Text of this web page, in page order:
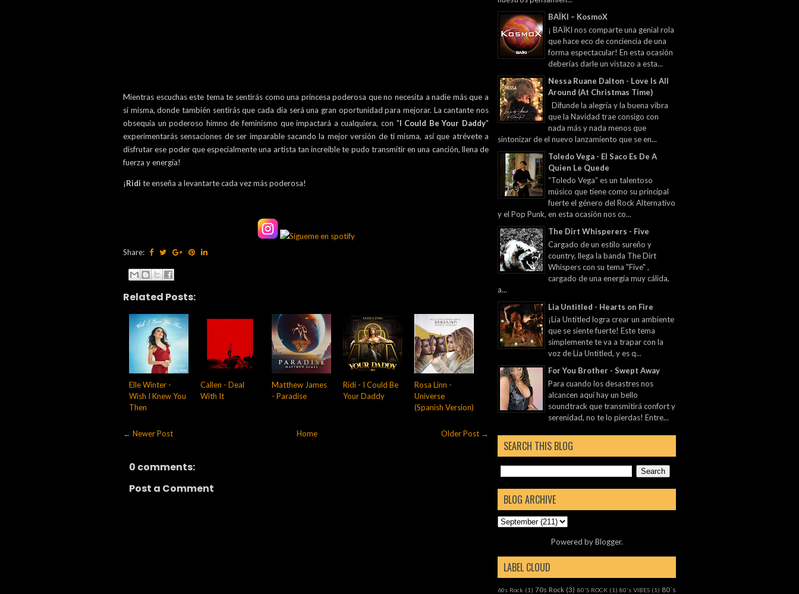
Mientras escuchas este tema te sentirás como una princesa poderosa que no necesita a nadie más que a
sí misma, donde también sentirás que cada día será una gran oportunidad para mejorar. La cantante nos
obsequia un poderoso himno de feminismo que impactará a cualquiera, con "I Could Be Your Daddy"
experimentarás sensaciones de ser imparable sacando la mejor versión de ti misma, así que atrévete a
disfrutar ese poder que especialmente una artista tan increíble te pudo transmitir en una canción, llena de
fuerza y energía!
¡Ridi te enseña a levantarte cada vez más poderosa!
Share:
Related Posts:
Elle Winter -
Wish I Knew You
Then
Callen - Deal
With It
Matthew James
- Paradise
Ridi - I Could Be
Your Daddy
Rosa Linn -
Universe
(Spanish Version)
← Newer Post Older Post →
Home
0 comments:
Post a Comment
BAÏKI – KosmoX
¡ BAÏKI nos comparte una genial rola
que hace eco de conciencia de una
forma espectacular! En esta ocasión
deberías darle un vistazo a esta...
Nessa Ruane Dalton - Love Is All
Around (At Christmas Time)
Difunde la alegría y la buena vibra
que la Navidad trae consigo con
nada más y nada menos que
sintonizar de el nuevo lanzamiento que se en...
Toledo Vega - El Saco Es De A
Quien Le Quede
“Toledo Vega” es un talentoso
músico que tiene como su principal
fuerte el género del Rock Alternativo
y el Pop Punk, en esta ocasión nos co...
The Dirt Whisperers - Five
Cargado de un estilo sureño y
country, llega la banda The Dirt
Whispers con su tema "Five" ,
cargado de una energía muy cálida,
a...
Lia Untitled - Hearts on Fire
¡Lia Untitled logra crear un ambiente
que se siente fuerte! Este tema
simplemente te va a trapar con la
voz de Lia Untitled, y es q...
For You Brother - Swept Away
Para cuando los desastres nos
alcancen aquí hay un bello
soundtrack que transmitirá confort y
serenidad, no te lo pierdas! Entre...
SEARCH THIS BLOG
BLOG ARCHIVE
Powered byBlogger.
LABEL CLOUD
60s Rock (1) 70s Rock (3) 80'S ROCK (1) 80's VIBES (1) 80´s